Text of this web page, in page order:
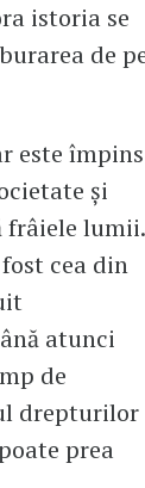
istoria se
de
este împins
şi
frâiele lumii.
cea din
atunci
de
drepturilor
prea